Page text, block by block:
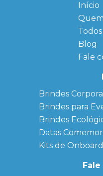
Início
←
←
Blog
Fale
Brindes
Brindes para
Brindes
Datas
Kits de